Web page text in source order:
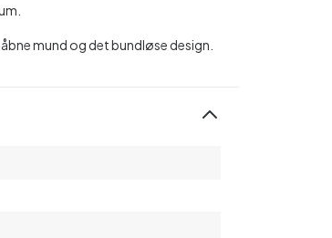
mund og det bundløse design.